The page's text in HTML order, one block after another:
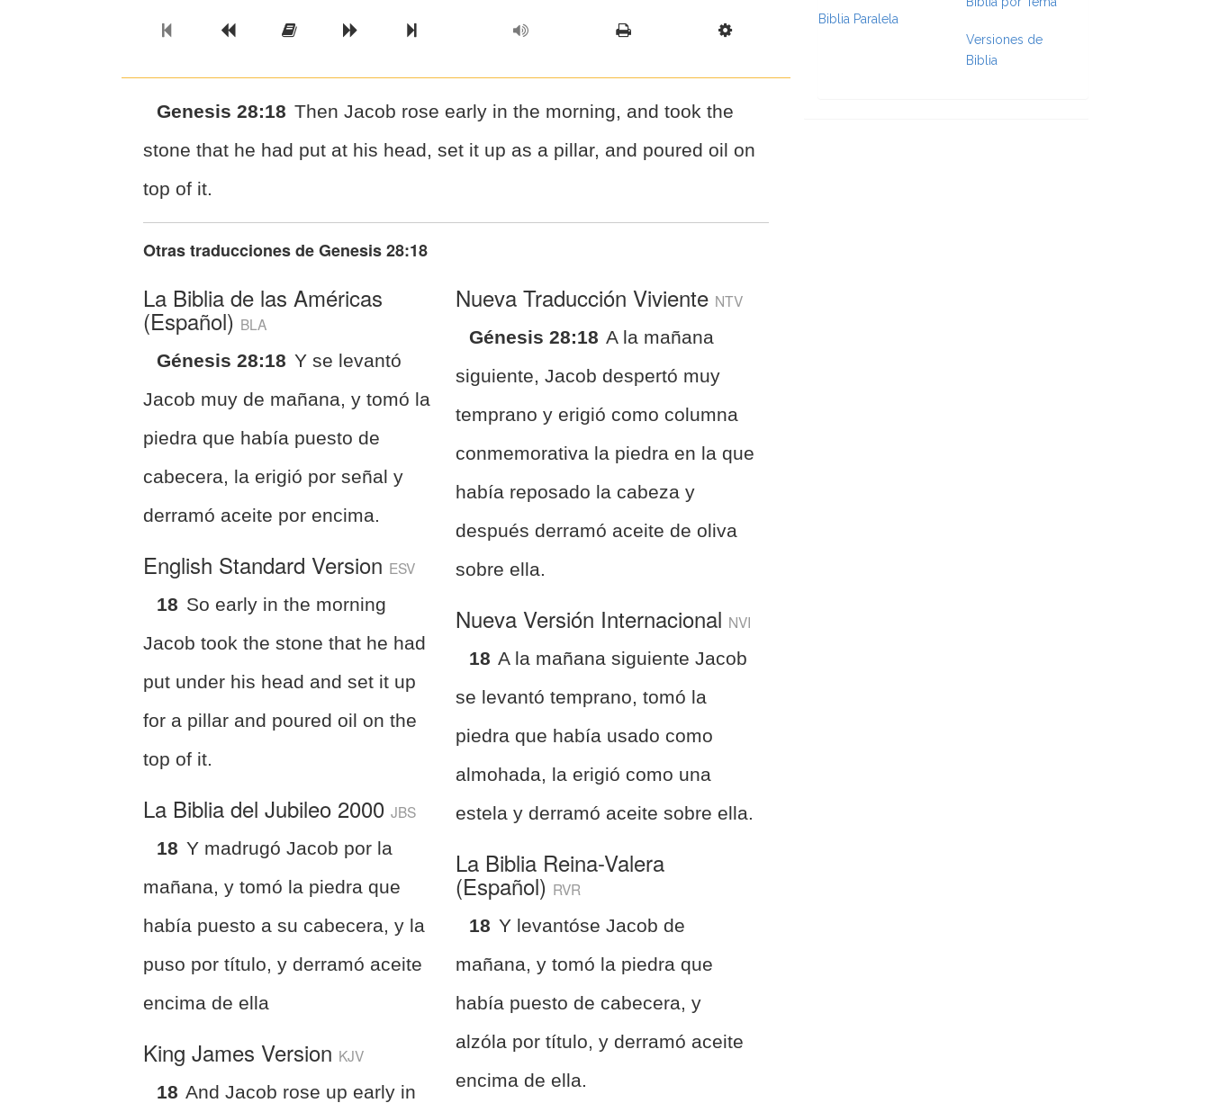
Previous BookPrevious Chapter
Read the Full Chapter
Next Chapter
Next Book Scripture Formatting
Genesis 28:18 Then Jacob rose early in the morning, and took the
stone that he had put at his head, set it up as a pillar, and poured oil on
top of it.
Otras traducciones deGenesis 28:18
La Biblia de las Américas
(Español) BLA
Génesis 28:18 Y se levantó
Jacob muy de mañana, y tomó la
piedra que había puesto de
cabecera, la erigió por señal y
derramó aceite por encima.
English Standard Version ESV
18 So early in the morning
Jacob took the stone that he had
put under his head and set it up
for a pillar and poured oil on the
top of it.
La Biblia del Jubileo 2000JBS
18 Y madrugó Jacob por la
mañana, y tomó la piedra que
había puesto a su cabecera, y la
puso por título, y derramó aceite
encima de ella
King James Version KJV
18 And Jacob rose up early in
Nueva Traducción Viviente NTV
Génesis 28:18 A la mañana
siguiente, Jacob despertó muy
temprano y erigió como columna
conmemorativa la piedra en la que
había reposado la cabeza y
después derramó aceite de oliva
sobre ella.
Nueva Versión Internacional NVI
18 A la mañana siguiente Jacob
se levantó temprano, tomó la
piedra que había usado como
almohada, la erigió como una
estela y derramó aceite sobre ella.
La Biblia Reina-Valera
(Español) RVR
18 Y levantóse Jacob de
mañana, y tomó la piedra que
había puesto de cabecera, y
alzóla por título, y derramó aceite
encima de ella.
Biblia Paralela
Versiones de
Biblia